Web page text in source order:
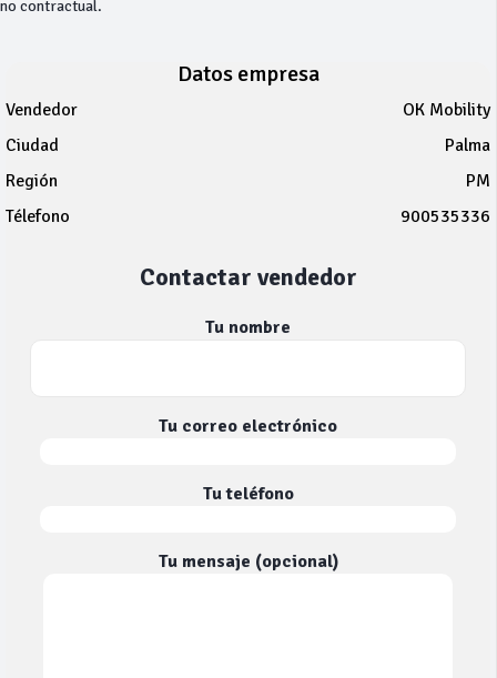
no contractual.
Datos empresa
Vendedor
OK Mobility
Ciudad
Palma
Región
PM
Télefono
900535336
Contactar vendedor
Tu nombre
Tu correo electrónico
Tu teléfono
Tu mensaje (opcional)